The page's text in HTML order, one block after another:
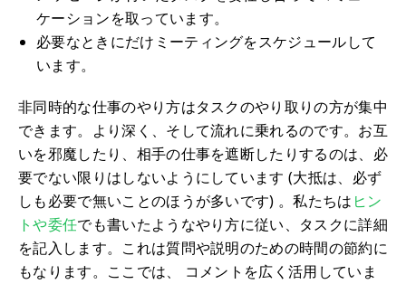
ケーションを取っています。
必要なときにだけミーティングをスケジュールして
います。
非同時的な仕事のやり方はタスクのやり取りの方が集中
できます。より深く、そして流れに乗れるのです。お互
いを邪魔したり、相手の仕事を遮断したりするのは、必
要でない限りはしないようにしています (大抵は、必ず
しも必要で無いことのほうが多いです) 。私たちは ヒン
トや委任でも書いたようなやり方に従い、タスクに詳細
を記入します。これは質問や説明のための時間の節約に
もなります。ここでは、 コメントを広く活用していま